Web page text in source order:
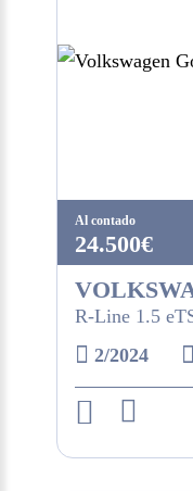
Al contado
24.500€
R-Line 1.5
2/2024